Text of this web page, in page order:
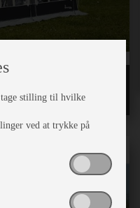
tage stilling til hvilke
ved at trykke på